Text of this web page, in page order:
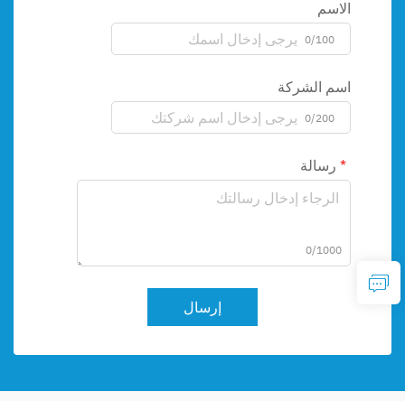
الاسم
0/100
اسم الشركة
0/200
رسالة
0/1000
إرسال